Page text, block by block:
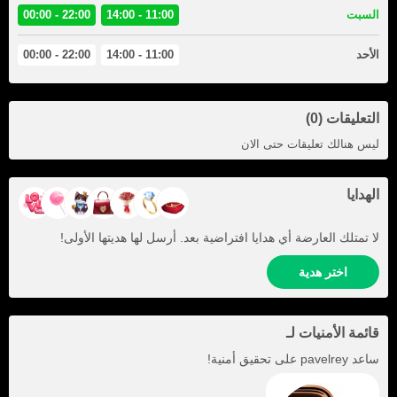
السبت 11:00 - 14:00
22:00 - 00:00
الأحد 11:00 - 14:00
22:00 - 00:00
التعليقات (0)
ليس هنالك تعليقات حتى الان
الهدايا
لا تمتلك العارضة أي هدايا افتراضية بعد. أرسل لها هديتها الأولى!
اختر هدية
قائمة الأمنيات لـ
ساعد pavelrey على تحقيق أمنية!